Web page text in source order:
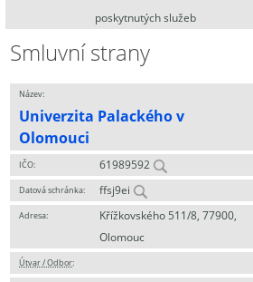
poskytnutých služeb
Smluvní strany
Název:
Univerzita Palackého v
Olomouci
IČO: 61989592
Datová schránka: ffsj9ei
Adresa:
Křížkovského 511/8, 77900,
Olomouc
Útvar / Odbor: